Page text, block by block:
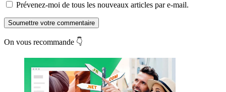
Prévenez-moi de tous les nouveaux articles par e-mail.
Soumettre votre commentaire
On vous recommande 👇